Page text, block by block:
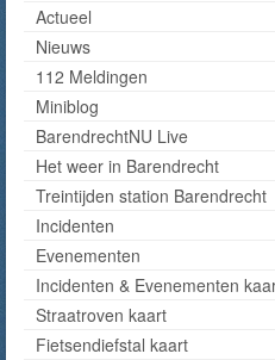
Actueel
Nieuws
112 Meldingen
Miniblog
BarendrechtNU Live
Het weer in Barendrecht
Treintijden station Barendrecht
Incidenten
Evenementen
Incidenten & Evenementen
Straatroven kaart
Fietsendiefstal kaart